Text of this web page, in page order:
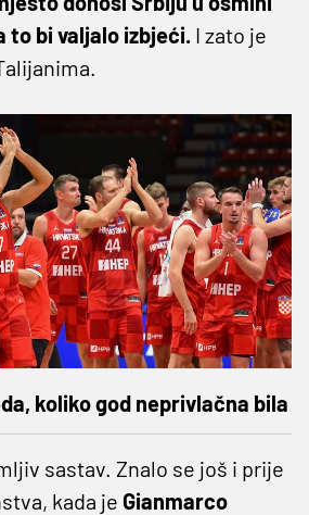
to bi valjalo izbjeći. I zato je
koliko god neprivlačna bila
sastav. Znalo se još i prije
kada je Gianmarco